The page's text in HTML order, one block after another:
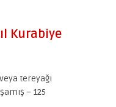
Kurabiye
tereyağı
– 125